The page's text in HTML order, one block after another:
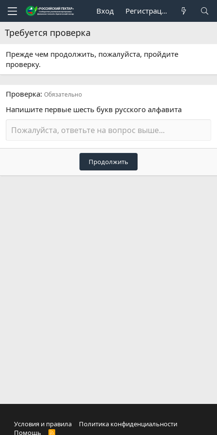
Вход Регистрация
Требуется проверка
Прежде чем продолжить, пожалуйста, пройдите
проверку.
Проверка Обязательно
Напишите первые шесть букв русского алфавита
Продолжить
Условия и правила
Политика конфиденциальности
Помощь
R